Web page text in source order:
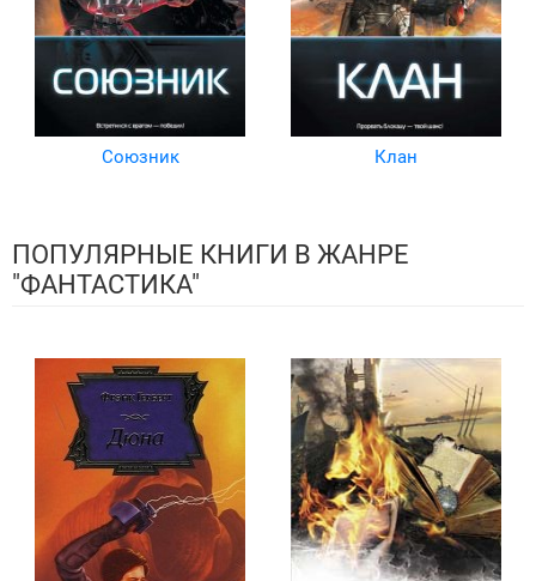
Союзник Клан
ПОПУЛЯРНЫЕ КНИГИ В ЖАНРЕ
"ФАНТАСТИКА"